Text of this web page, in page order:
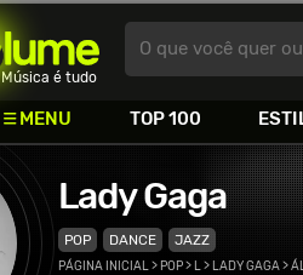
Vagalume
Música é tudo
MENU TOP 100
O que você quer
Lady Gaga
POP DANCE JAZZ
PÁGINA INICIAL> POP> L> LADY GAGA>